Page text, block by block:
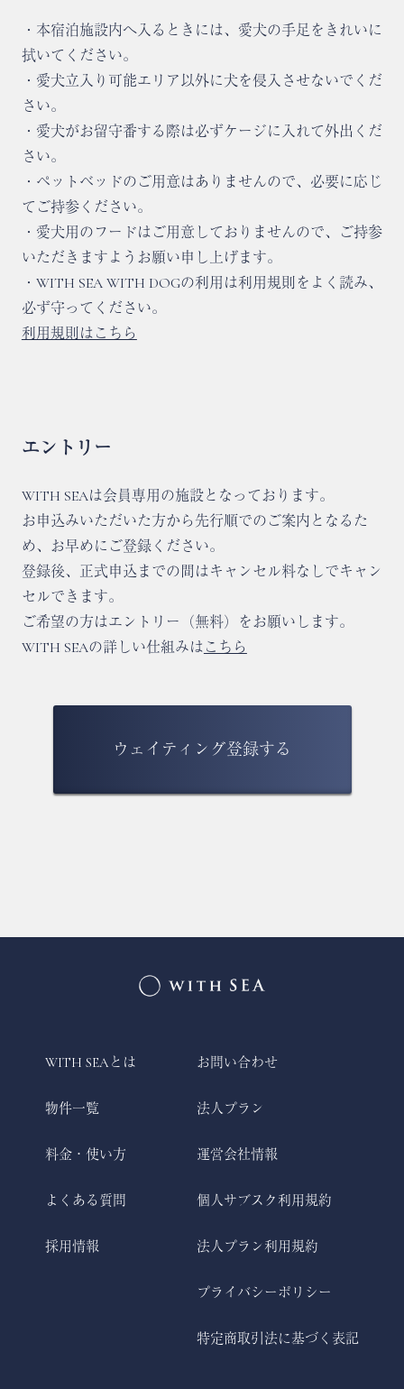
・本宿泊施設内へ入るときには、愛犬の手足をきれいに
拭いてください。
・愛犬立入り可能エリア以外に犬を侵入させないでくだ
さい。
・愛犬がお留守番する際は必ずケージに入れて外出くだ
さい。
・ペットベッドのご用意はありませんので、必要に応じ
てご持参ください。
・愛犬用のフードはご用意しておりませんので、ご持参
いただきますようお願い申し上げます。
・WITH SEA WITH DOGの利用は利用規則をよく読み、
必ず守ってください。
利用規則はこちら
エントリー
WITH SEAは会員専⽤の施設となっております。
お申込みいただいた⽅から先⾏順でのご案内となるた
め、お早めにご登録ください。
登録後、正式申込までの間はキャンセル料なしでキャン
セルできます。
ご希望の⽅はエントリー（無料）をお願いします。
WITH SEAの詳しい仕組みは こちら
ウェイティング登録する
WITH SEAとは
物件一覧
料金・使い方
よくある質問
採用情報
お問い合わせ
法人プラン
運営会社情報
個人サブスク利用規約
法人プラン利用規約
プライバシーポリシー
特定商取引法に基づく表記